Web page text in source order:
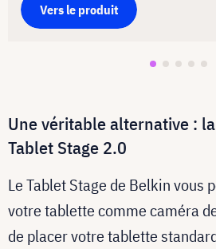
Vers le produit
Une véritable alternative :
Tablet Stage 2.0
Le Tablet Stage de Belkin vous
votre tablette comme caméra
de placer votre tablette